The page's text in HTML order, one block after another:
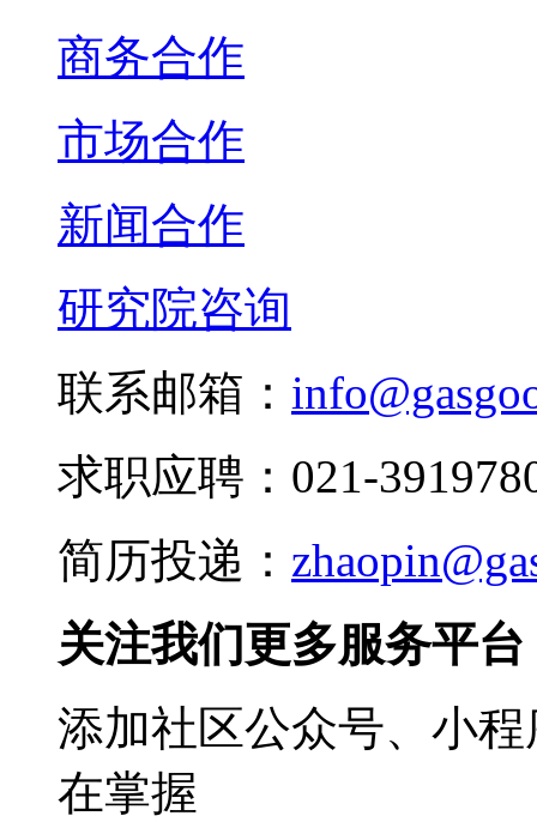
商务合作
市场合作
新闻合作
研究院咨询
联系邮箱：
求职应聘：021-
简历投递：
关注我们更多服务平台
添加社区公众号、小
在掌握